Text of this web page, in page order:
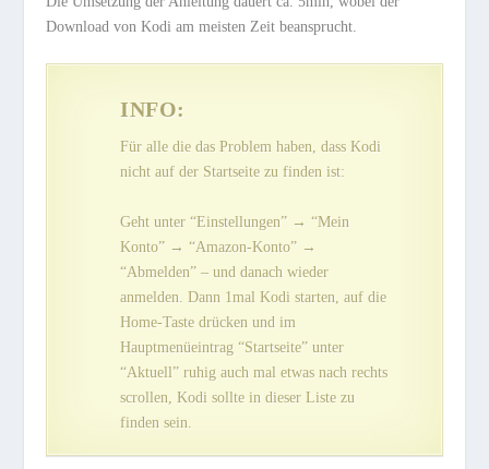
Download von Kodi am meisten Zeit beansprucht.
INFO:
Für alle die das Problem haben, dass Kodi
nicht auf der Startseite zu finden ist:
Geht unter “Einstellungen” → “Mein
Konto” → “Amazon-Konto” →
“Abmelden” – und danach wieder
anmelden. Dann 1mal Kodi starten, auf die
Home-Taste drücken und im
Hauptmenüeintrag “Startseite” unter
“Aktuell” ruhig auch mal etwas nach rechts
scrollen, Kodi sollte in dieser Liste zu
finden sein.